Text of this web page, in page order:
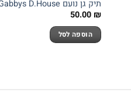
תיק גן נועם Gabbys D.House – מבית Kal Gav
50.00 ₪
הוספה לסל